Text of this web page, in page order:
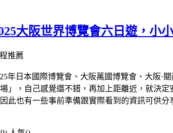
大阪世界博覽會六日遊，小
年日本國際博覽會、大阪萬國博覽會、大阪
」，自己感覺還不錯，再加上距離近，就決
此也有一些事前準備跟實際看到的資訊可供